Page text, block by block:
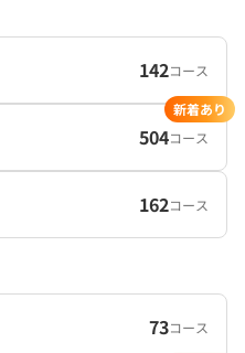
142コース
504コース
新着あり
162コース
73コース